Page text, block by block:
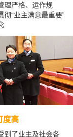
理严格、运作规
彻“业主满意最重要”
度高
到了业主及社会各